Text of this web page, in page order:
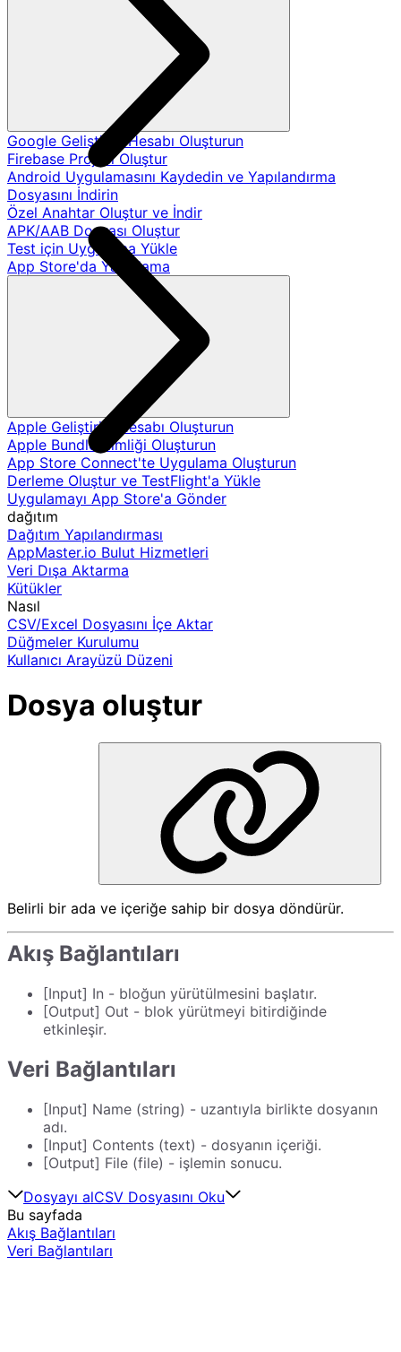
Google Geliştirici Hesabı Oluşturun
Firebase Projesi Oluştur
Android Uygulamasını Kaydedin ve Yapılandırma
Dosyasını İndirin
Özel Anahtar Oluştur ve İndir
APK/AAB Dosyası Oluştur
Test için Uygulama Yükle
App Store'da Yayınlama
Apple Geliştirici Hesabı Oluşturun
Apple Bundle Kimliği Oluşturun
App Store Connect'te Uygulama Oluşturun
Derleme Oluştur ve TestFlight'a Yükle
Uygulamayı App Store'a Gönder
dağıtım
Dağıtım Yapılandırması
AppMaster.io Bulut Hizmetleri
Veri Dışa Aktarma
Kütükler
Nasıl
CSV/Excel Dosyasını İçe Aktar
Düğmeler Kurulumu
Kullanıcı Arayüzü Düzeni
Dosya oluştur
Belirli bir ada ve içeriğe sahip bir dosya döndürür.
Akış Bağlantıları
[Input] In - bloğun yürütülmesini başlatır.
[Output] Out - blok yürütmeyi bitirdiğinde
etkinleşir.
Veri Bağlantıları
[Input] Name (string) - uzantıyla birlikte dosyanın
adı.
[Input] Contents (text) - dosyanın içeriği.
[Output] File (file) - işlemin sonucu.
Dosyayı alCSV Dosyasını Oku
Bu sayfada
Akış Bağlantıları
Veri Bağlantıları